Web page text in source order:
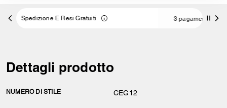
3 pagamenti da 50,00 € a interessi 0% con
Dettagli prodotto
NUMERO DI STILE CEG12